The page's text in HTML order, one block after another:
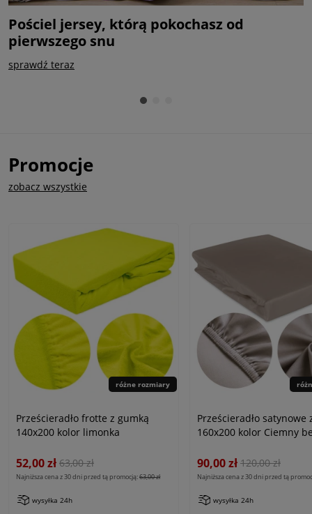
Pościel jersey, którą pokochasz od
pierwszego snu
sprawdź teraz
Promocje
zobacz wszystkie
różne rozmiary
Prześcieradło frotte z gumką
140x200 kolor limonka
52,00 zł 63,00 zł
Najniższa cena z 30 dni przed tą promocją:63,00 zł
wysyłka 24h
Prześcieradło satynowe
160x200 kolor Ciemny
90,00 zł 120,00 zł
Najniższa cena z 30 dni przed tą
wysyłka 24h